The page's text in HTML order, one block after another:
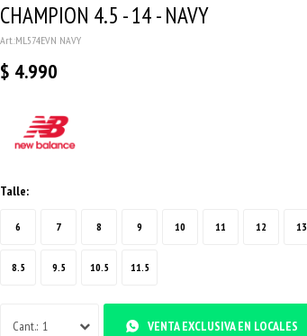
CHAMPION 4.5 - 14 - NAVY
ML574EVN NAVY
$ 4.990
Talle:
6 7 8 9 10 11 12 13
8.5 9.5 10.5 11.5
1 VENTA EXCLUSIVA EN LOCALES